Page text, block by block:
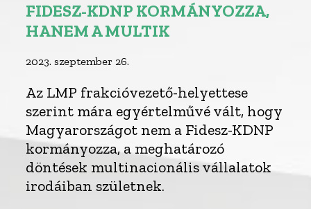
FIDESZ-KDNP KORMÁNYOZZA,
HANEM A MULTIK
2023. szeptember 26.
Az LMP frakcióvezető-helyettese
szerint mára egyértelművé vált, hogy
Magyarországot nem a Fidesz-KDNP
kormányozza, a meghatározó
döntések multinacionális vállalatok
irodáiban születnek.